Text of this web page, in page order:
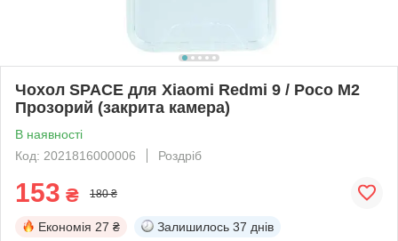
Чохол SPACE для Xiaomi Redmi 9 / Poco M2
Прозорий (закрита камера)
В наявності
Код: 2021816000006
Роздріб
153 ₴ 180 ₴
Економія 27 ₴ Залишилось 37 днів